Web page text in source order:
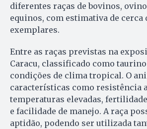
diferentes raças de bovinos,
equinos, com estimativa de cerca
exemplares.
Entre as raças previstas na
Caracu, classificado como taurino
condições de clima tropical. O
características como resistência
temperaturas elevadas,
e facilidade de manejo. A raça
aptidão, podendo ser utilizada